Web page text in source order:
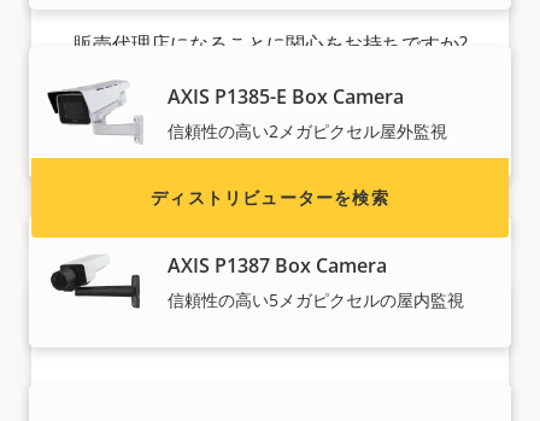
AXIS P1385-E Box Camera
信頼性の高い2メガピクセル屋外監視
AXIS P1387 Box Camera
信頼性の高い5メガピクセルの屋内監視
販売代理店になることに関心をお持ちですか?
Axis製品およびシステムのディストリビューター
の連絡先情報を検索してください。
ディストリビューターを検索